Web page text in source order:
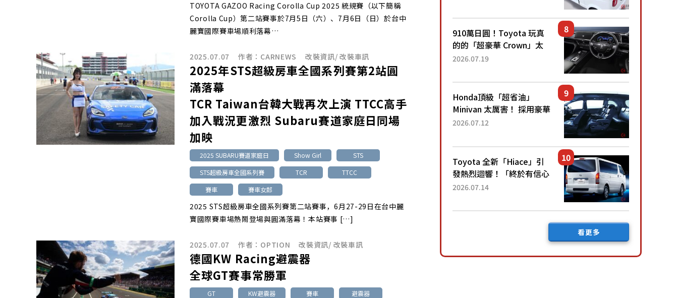
TOYOTA GAZOO Racing Corolla Cup 2025 統規賽（以下簡稱
Corolla Cup）第二站賽事於7月5日（六）、7月6日（日）於台中
麗寶國際賽車場順利落幕…
2025.07.07 作者： CARNEWS 改裝資訊/改裝車訊
2025年STS超級房車全國系列賽第2站圓
滿落幕
TCR Taiwan台韓大戰再次上演 TTCC高手
加入戰況更激烈 Subaru賽道家庭日同場
加映
2025 SUBARU賽道家庭日 Show Girl
STS
STS超級房車全國系列賽
TCR
TTCC
賽車
賽車女郎
2025 STS超級房車全國系列賽第二站賽事，6月27-29日在台中麗
寶國際賽車場熱鬧登場與圓滿落幕！本站賽事 […]
2025.07.07 作者： OPTION 改裝資訊/ 改裝車訊
德國KW Racing避震器
全球GT賽事常勝軍
GT KW避震器 賽車 避震器
100 公里！」「免驗車真的
太棒了！...
910萬日圓！Toyota 玩真
的的「超豪華 Crown」太
厲害了！採用由「匠人技
運動化「底盤設定」！還配
備專屬豪華...
2026.07.19
Honda頂級「超省油」
Minivan 太厲害！ 採用豪華
「真皮座椅」與專屬「黑色
公里，兼具優異節能表現與
舒適「三...
2026.07.12
Toyota 全新「Hiace」引
發熱烈迴響！「終於有信心
下訂了！」「哪個等級交車
後竟然還要等「超過半年」
2026.07.14
看更多